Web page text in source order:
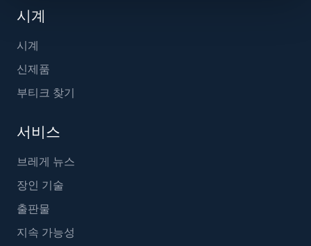
시계
시계
신제품
부티크 찾기
서비스
브레게 뉴스
장인 기술
출판물
지속 가능성